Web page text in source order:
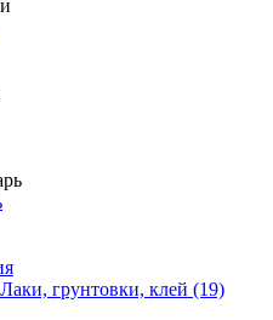
Лаки, грунтовки, клей (19)